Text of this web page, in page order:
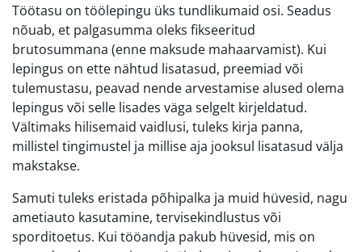
Töötasu on töölepingu üks tundlikumaid osi. Seadus
nõuab, et palgasumma oleks fikseeritud
brutosummana (enne maksude mahaarvamist). Kui
lepingus on ette nähtud lisatasud, preemiad või
tulemustasu, peavad nende arvestamise alused olema
lepingus või selle lisades väga selgelt kirjeldatud.
Vältimaks hilisemaid vaidlusi, tuleks kirja panna,
millistel tingimustel ja millise aja jooksul lisatasud välja
makstakse.
Samuti tuleks eristada põhipalka ja muid hüvesid, nagu
ametiauto kasutamine, tervisekindlustus või
sporditoetus. Kui tööandja pakub hüvesid, mis on